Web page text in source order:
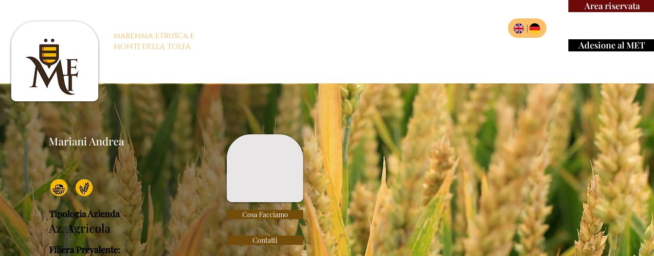
MAREMMA ETRUSCA E
MONTI DELLA TOLFA
Area riservata
Adesione al MET
Mariani Andrea
Tipologia Azienda
Az. Agricola
Filiera Prevalente:
Cosa Facciamo
Contatti